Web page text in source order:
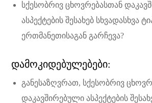
სქესობრივ ცხოვრებასთან
ასპექტების შესახებ სხვადასხვა
ერთმანეთისაგან გარჩევა?
დამოკიდებულებები:
განესაზღვრათ, სქესობრივ
დაკავშირებული ასპექტების